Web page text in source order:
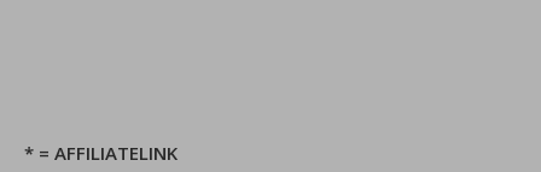
* = AFFILIATELINK